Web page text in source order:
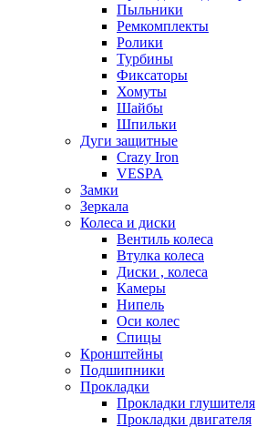
Пыльники
Ремкомплекты
Ролики
Турбины
Фиксаторы
Хомуты
Шайбы
Шпильки
Дуги защитные
Crazy Iron
VESPA
Замки
Зеркала
Колеса и диски
Вентиль колеса
Втулка колеса
Диски , колеса
Камеры
Нипель
Оси колес
Спицы
Кронштейны
Подшипники
Прокладки
Прокладки глушителя
Прокладки двигателя